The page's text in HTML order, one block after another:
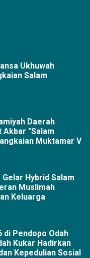
Ukhuwah
Salam
Daerah
Akbar "Salam
Muktamar V
Hybrid Salam
Muslimah
Keluarga
di Pendopo Odah
Kukar Hadirkan
Kepedulian Sosial